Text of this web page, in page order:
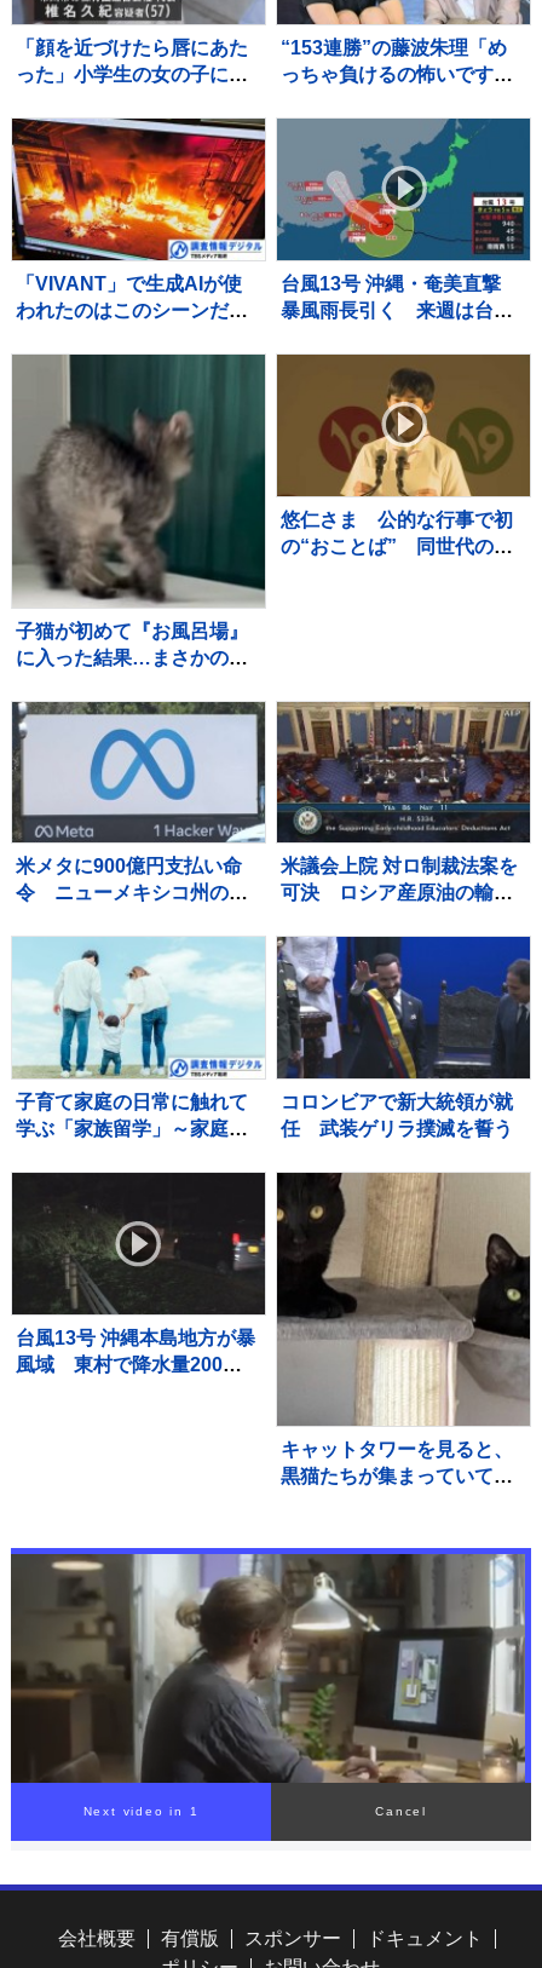
「顔を近づけたら唇にあた
った」小学生の女の子にわ
会社代表の男を逮捕 千
葉・市川市
“153連勝”の藤波朱理「め
っちゃ負けるの怖いです」
だ栄光と、石川佳純に語っ
た本音【バース・デイ】
「VIVANT」で生成AIが使
われたのはこのシーンだ！
台風13号 沖縄・奄美直撃
暴風雨長引く 来週は台風
3週間連続の猛暑日か
子猫が初めて『お風呂場』
に入った結果…まさかの
再生「兄猫たちがたまらん
ｗ」「見守り隊が増えて笑
った」
悠仁さま 公的な行事で初
の“おことば” 同世代の参
米メタに900億円支払い命
令 ニューメキシコ州の裁
米議会上院 対ロ制裁法案を
可決 ロシア産原油の輸入
子育て家庭の日常に触れて
学ぶ「家族留学」～家庭を
【調査情報デジタル】
コロンビアで新大統領が就
任 武装ゲリラ撲滅を誓う
台風13号 沖縄本島地方が暴
風域 東村で降水量200ミ
キャットタワーを見ると、
黒猫たちが集まっていて…
いいね「圧巻」「かわいす
ぎる影分身」
会社概要 有償版 スポンサー
ドキュメント